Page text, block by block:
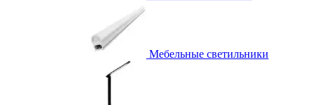
Мебельные светильники